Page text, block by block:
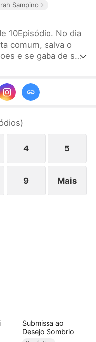
Sampino
comum, salva o
e se gaba de ser
)
4 5
9 Mais
Submissa ao
Desejo Sombrio